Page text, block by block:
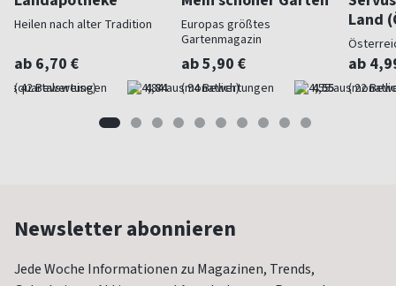
Heilen nach alter Tradition
ab 6,70 €
(quartalsweise) 4,84
Europas größtes
Gartenmagazin
ab 5,90 €
(monatlich) 4,55
Land
ab
Newsletter abonnieren
Jede Woche Informationen zu Magazinen, Trends,